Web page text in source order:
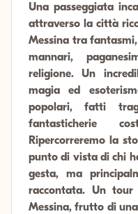
Una passeggiata
attraverso la città
Messina tra
mannari,
religione. Un
magia ed
popolari, fatti
fantasticherie
Ripercorreremo la
punto di vista di chi
gesta, ma
raccontata. Un
Messina, frutto di